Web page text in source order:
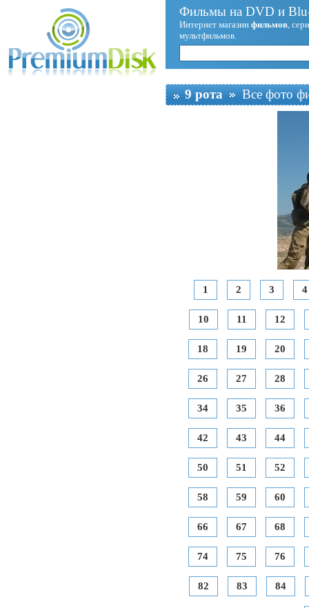
Фильмы на DVD и
Интернет магазин фильмов,
мультфильмов.
9 рота Все фото
1 2 3 4
10 11 12
18 19 20
26 27 28
34 35 36
42 43 44
50 51 52
58 59 60
66 67 68
74 75 76
82 83 84